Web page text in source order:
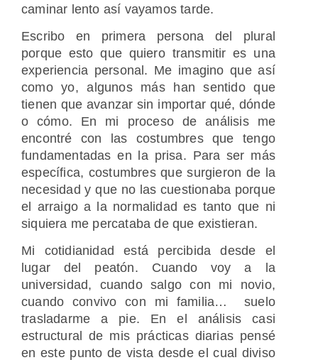
caminar lento así vayamos tarde.
Escribo en primera persona del plural
porque esto que quiero transmitir es una
experiencia personal. Me imagino que así
como yo, algunos más han sentido que
tienen que avanzar sin importar qué, dónde
o cómo. En mi proceso de análisis me
encontré con las costumbres que tengo
fundamentadas en la prisa. Para ser más
específica, costumbres que surgieron de la
necesidad y que no las cuestionaba porque
el arraigo a la normalidad es tanto que ni
siquiera me percataba de que existieran.
Mi cotidianidad está percibida desde el
lugar del peatón. Cuando voy a la
universidad, cuando salgo con mi novio,
cuando convivo con mi familia… suelo
trasladarme a pie. En el análisis casi
estructural de mis prácticas diarias pensé
en este punto de vista desde el cual diviso